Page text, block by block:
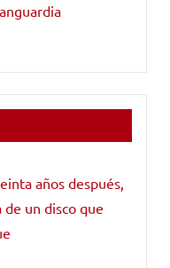
años después,
de un disco que